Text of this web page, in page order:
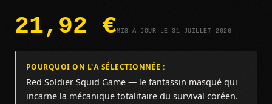
21,92 €MIS À JOUR LE 31 JUILLET 2026
POURQUOI ON L'A SÉLECTIONNÉE :
Red Soldier Squid Game — le fantassin masqué qui
incarne la mécanique totalitaire du survival coréen.